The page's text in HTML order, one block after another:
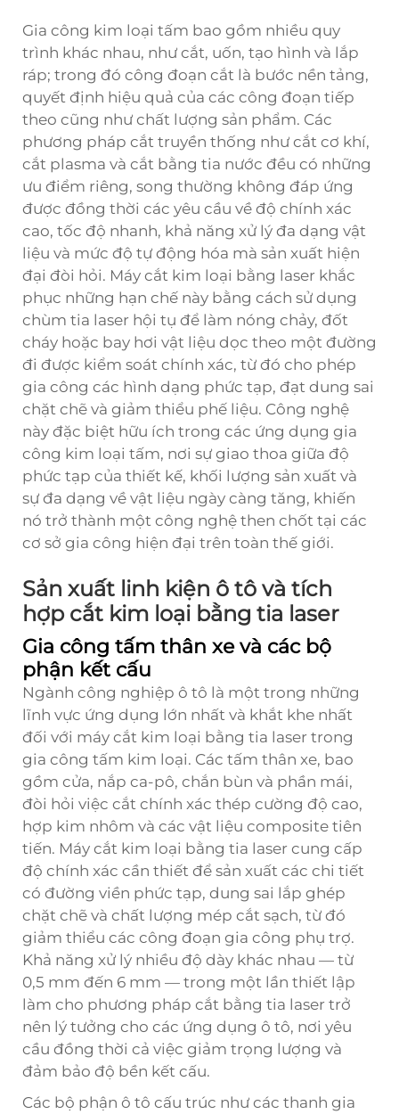
Gia công kim loại tấm bao gồm nhiều quy
trình khác nhau, như cắt, uốn, tạo hình và lắp
ráp; trong đó công đoạn cắt là bước nền tảng,
quyết định hiệu quả của các công đoạn tiếp
theo cũng như chất lượng sản phẩm. Các
phương pháp cắt truyền thống như cắt cơ khí,
cắt plasma và cắt bằng tia nước đều có những
ưu điểm riêng, song thường không đáp ứng
được đồng thời các yêu cầu về độ chính xác
cao, tốc độ nhanh, khả năng xử lý đa dạng vật
liệu và mức độ tự động hóa mà sản xuất hiện
đại đòi hỏi. Máy cắt kim loại bằng laser khắc
phục những hạn chế này bằng cách sử dụng
chùm tia laser hội tụ để làm nóng chảy, đốt
cháy hoặc bay hơi vật liệu dọc theo một đường
đi được kiểm soát chính xác, từ đó cho phép
gia công các hình dạng phức tạp, đạt dung sai
chặt chẽ và giảm thiểu phế liệu. Công nghệ
này đặc biệt hữu ích trong các ứng dụng gia
công kim loại tấm, nơi sự giao thoa giữa độ
phức tạp của thiết kế, khối lượng sản xuất và
sự đa dạng về vật liệu ngày càng tăng, khiến
nó trở thành một công nghệ then chốt tại các
cơ sở gia công hiện đại trên toàn thế giới.
Sản xuất linh kiện ô tô và tích
hợp cắt kim loại bằng tia laser
Gia công tấm thân xe và các bộ
phận kết cấu
Ngành công nghiệp ô tô là một trong những
lĩnh vực ứng dụng lớn nhất và khắt khe nhất
đối với máy cắt kim loại bằng tia laser trong
gia công tấm kim loại. Các tấm thân xe, bao
gồm cửa, nắp ca-pô, chắn bùn và phần mái,
đòi hỏi việc cắt chính xác thép cường độ cao,
hợp kim nhôm và các vật liệu composite tiên
tiến. Máy cắt kim loại bằng tia laser cung cấp
độ chính xác cần thiết để sản xuất các chi tiết
có đường viền phức tạp, dung sai lắp ghép
chặt chẽ và chất lượng mép cắt sạch, từ đó
giảm thiểu các công đoạn gia công phụ trợ.
Khả năng xử lý nhiều độ dày khác nhau — từ
0,5 mm đến 6 mm — trong một lần thiết lập
làm cho phương pháp cắt bằng tia laser trở
nên lý tưởng cho các ứng dụng ô tô, nơi yêu
cầu đồng thời cả việc giảm trọng lượng và
đảm bảo độ bền kết cấu.
Các bộ phận ô tô cấu trúc như các thanh gia